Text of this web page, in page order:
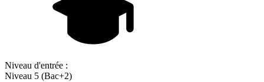
Niveau d'entrée :
Niveau 5 (Bac+2)